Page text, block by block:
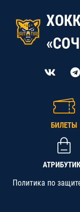
БИЛЕТЫ
Политика по